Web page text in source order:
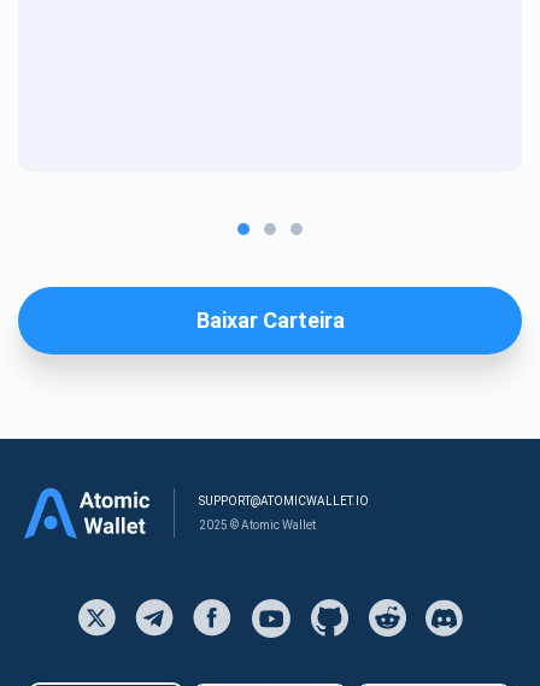
Baixar Carteira
SUPPORT@ATOMICWALLET.IO
2025 © Atomic Wallet